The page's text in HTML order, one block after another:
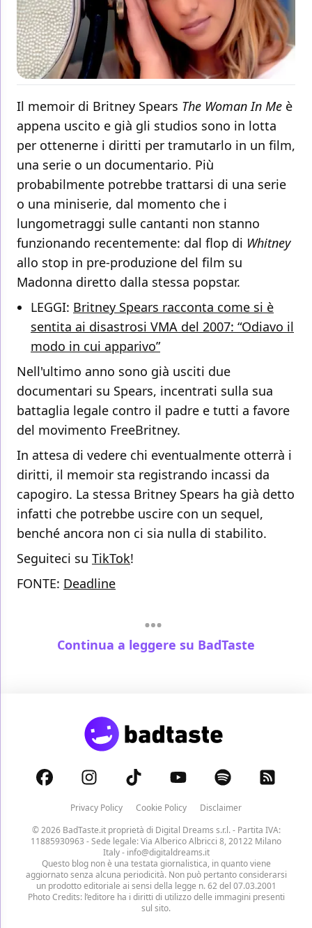
Il memoir di Britney Spears The Woman In Me è
appena uscito e già gli studios sono in lotta
per ottenerne i diritti per tramutarlo in un film,
una serie o un documentario. Più
probabilmente potrebbe trattarsi di una serie
o una miniserie, dal momento che i
lungometraggi sulle cantanti non stanno
funzionando recentemente: dal flop di Whitney
allo stop in pre-produzione del film su
Madonna diretto dalla stessa popstar.
LEGGI: Britney Spears racconta come si è
sentita ai disastrosi VMA del 2007: “Odiavo il
modo in cui apparivo”
Nell'ultimo anno sono già usciti due
documentari su Spears, incentrati sulla sua
battaglia legale contro il padre e tutti a favore
del movimento FreeBritney.
In attesa di vedere chi eventualmente otterrà i
diritti, il memoir sta registrando incassi da
capogiro. La stessa Britney Spears ha già detto
infatti che potrebbe uscire con un sequel,
benché ancora non ci sia nulla di stabilito.
Seguiteci su TikTok!
FONTE: Deadline
Continua a leggere su BadTaste
Privacy Policy Cookie Policy
Disclaimer
© 2026 BadTaste.it proprietà di Digital Dreams s.r.l.- Partita IVA:
11885930963 - Sede legale: Via Alberico Albricci 8, 20122 Milano
Italy - info@digitaldreams.it
Questo blog non è una testata giornalistica, in quanto viene
aggiornato senza alcuna periodicità. Non può pertanto considerarsi
un prodotto editoriale ai sensi della legge n. 62 del 07.03.2001
Photo Credits: l’editore ha i diritti di utilizzo delle immagini presenti
sul sito.